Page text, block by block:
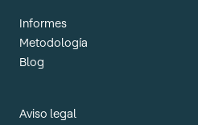
Informes
Metodología
Blog
Aviso legal